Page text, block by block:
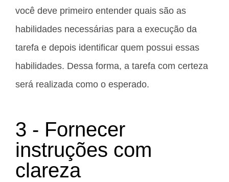
você deve primeiro entender quais são as
habilidades necessárias para a execução da
tarefa e depois identificar quem possui essas
habilidades. Dessa forma, a tarefa com certeza
será realizada como o esperado.
3 - Fornecer
instruções com
clareza